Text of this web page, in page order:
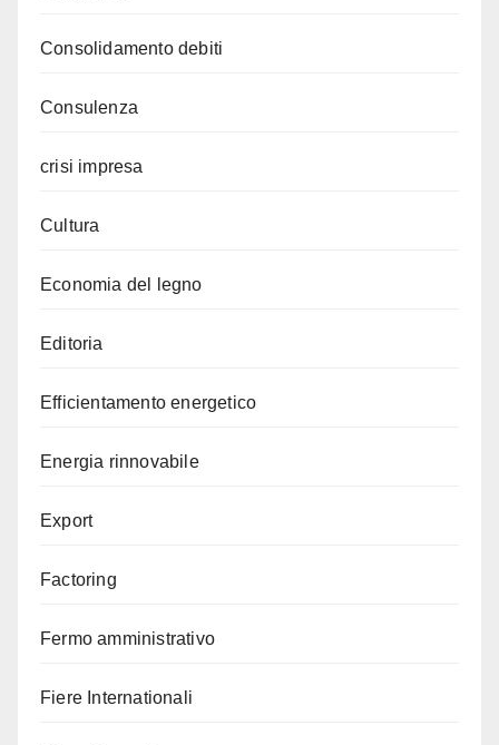
Consolidamento debiti
Consulenza
crisi impresa
Cultura
Economia del legno
Editoria
Efficientamento energetico
Energia rinnovabile
Export
Factoring
Fermo amministrativo
Fiere Internationali